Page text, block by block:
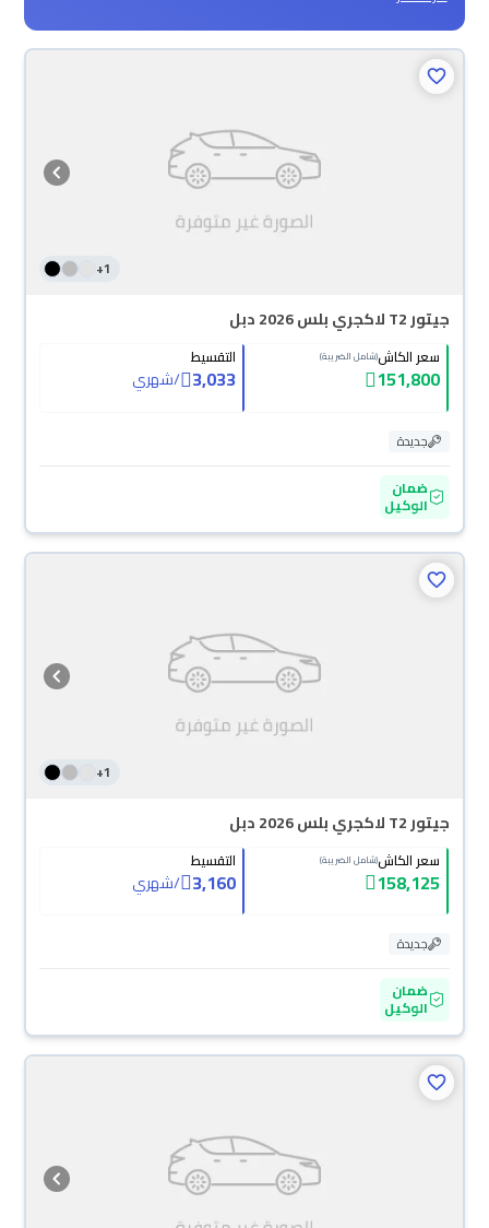
1
+
جيتور T2 لاكجري بلس 2026 دبل
سعر الكاش(شامل الضريبة)
151,800
التقسيط
3,033
/شهري
جديدة
ضمان
الوكيل
1
+
جيتور T2 لاكجري بلس 2026 دبل
سعر الكاش(شامل الضريبة)
158,125
التقسيط
3,160
/شهري
جديدة
ضمان
الوكيل